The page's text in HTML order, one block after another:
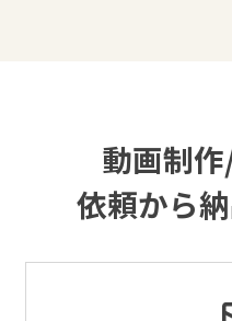
動画制
依頼から